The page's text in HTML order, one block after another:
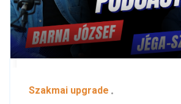
Szakmai upgrade